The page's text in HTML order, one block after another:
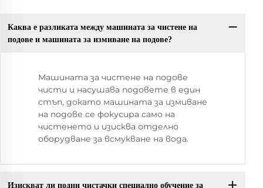
Каква е разликата между машината за чистене на
подове и машината за измиване на подове?
Машината за чистене на подове
чисти и насушава подовете в един
стъп, докато машината за измиване
на подове се фокусира само на
чистенето и изисква отделно
оборудване за всмукване на вода.
Изискват ли подни чистачки специално обучение за